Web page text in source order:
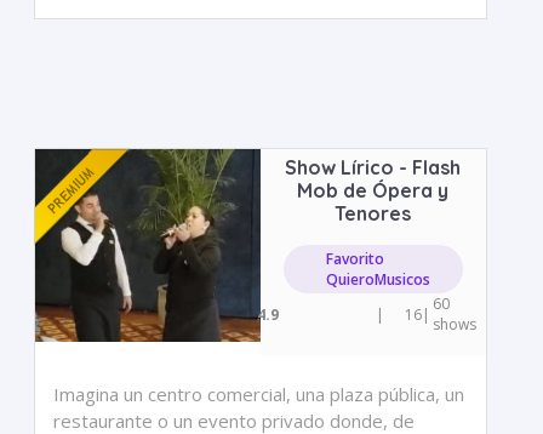
Show Lírico - Flash
Mob de Ópera y
Tenores
Favorito
QuieroMusicos
4.9
| 16| 60
shows
Imagina un centro comercial, una plaza pública, un
restaurante o un evento privado donde, de